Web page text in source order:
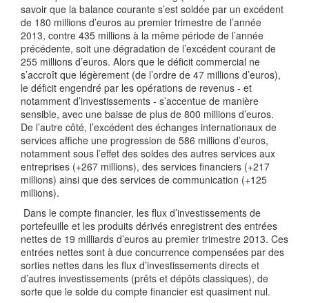
savoir que la balance courante s’est soldée par un excédent
de 180 millions d’euros au premier trimestre de l’année
2013, contre 435 millions à la même période de l’année
précédente, soit une dégradation de l’excédent courant de
255 millions d’euros. Alors que le déficit commercial ne
s’accroît que légèrement (de l’ordre de 47 millions d’euros),
le déficit engendré par les opérations de revenus - et
notamment d’investissements - s’accentue de manière
sensible, avec une baisse de plus de 800 millions d’euros.
De l’autre côté, l’excédent des échanges internationaux de
services affiche une progression de 586 millions d’euros,
notamment sous l’effet des soldes des autres services aux
entreprises (+267 millions), des services financiers (+217
millions) ainsi que des services de communication (+125
millions).
Dans le compte financier, les flux d’investissements de
portefeuille et les produits dérivés enregistrent des entrées
nettes de 19 milliards d’euros au premier trimestre 2013. Ces
entrées nettes sont à due concurrence compensées par des
sorties nettes dans les flux d’investissements directs et
d’autres investissements (prêts et dépôts classiques), de
sorte que le solde du compte financier est quasiment nul.